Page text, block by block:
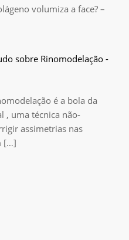
volumiza a face? –
sobre Rinomodelação -
é a bola da
, uma técnica não-
assimetrias nas
[…]